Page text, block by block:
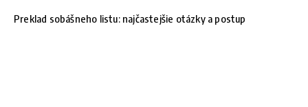
Preklad sobášneho listu: najčastejšie otázky a postup